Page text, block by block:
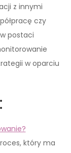
z innymi
czy
postaci
w oparciu
który ma